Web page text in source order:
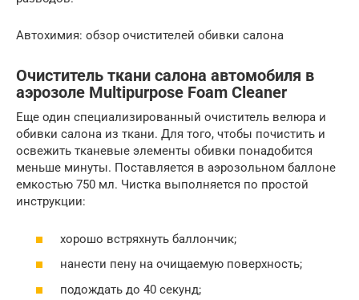
Автохимия: обзор очистителей обивки салона
Очиститель ткани салона автомобиля в
аэрозоле Multipurpose Foam Cleaner
Еще один специализированный очиститель велюра и
обивки салона из ткани. Для того, чтобы почистить и
освежить тканевые элементы обивки понадобится
меньше минуты. Поставляется в аэрозольном баллоне
емкостью 750 мл. Чистка выполняется по простой
инструкции:
хорошо встряхнуть баллончик;
нанести пену на очищаемую поверхность;
подождать до 40 секунд;